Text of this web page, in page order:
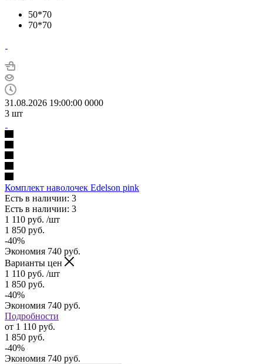
50*70
70*70
31.08.2026 19:00:00 0000
3 шт
Комплект наволочек Edelson pink
Есть в наличии: 3
Есть в наличии: 3
1 110 руб. /шт
1 850 руб.
-40%
Экономия 740 руб.
Варианты цен
1 110 руб. /шт
1 850 руб.
-40%
Экономия 740 руб.
Подробности
от 1 110 руб.
1 850 руб.
-40%
Экономия 740 руб.